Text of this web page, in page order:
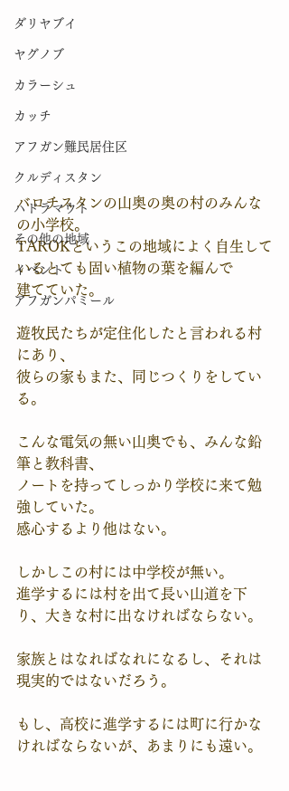
ダリヤブイ
ヤグノブ
カラーシュ
カッチ
アフガン難民居住区
クルディスタン
ハドラマウト
その他の地域
イベント
アフガンパミール
バロチスタンの山奥の奥の村のみんな
の小学校。
TAROKというこの地域によく自生して
いるとても固い植物の葉を編んで
建てていた。
遊牧民たちが定住化したと言われる村
にあり、
彼らの家もまた、同じつくりをしてい
る。
こんな電気の無い山奥でも、みんな鉛
筆と教科書、
ノートを持ってしっかり学校に来て勉
強していた。
感心するより他はない。
しかしこの村には中学校が無い。
進学するには村を出て長い山道を下
り、大きな村に出なければならない。
家族とはなればなれになるし、それは
現実的ではないだろう。
もし、高校に進学するには町に行かな
ければならないが、あまりにも遠い。